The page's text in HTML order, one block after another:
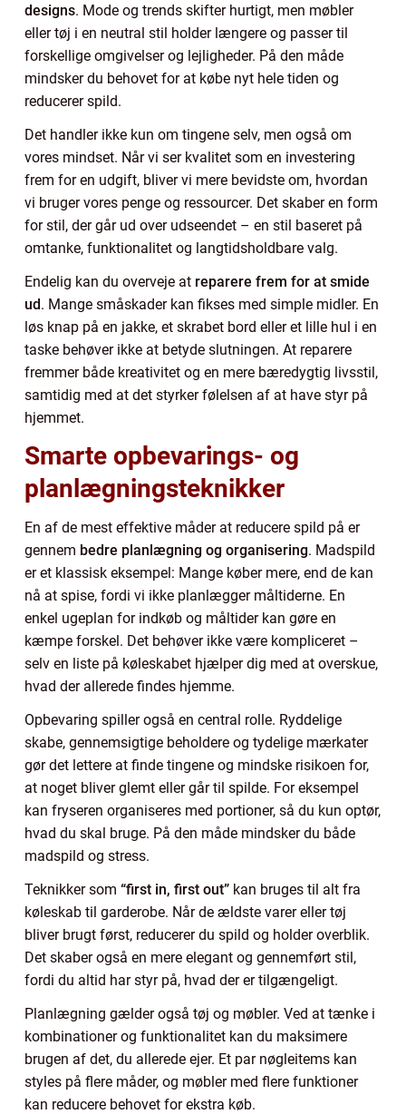
designs. Mode og trends skifter hurtigt, men møbler
eller tøj i en neutral stil holder længere og passer til
forskellige omgivelser og lejligheder. På den måde
mindsker du behovet for at købe nyt hele tiden og
reducerer spild.
Det handler ikke kun om tingene selv, men også om
vores mindset. Når vi ser kvalitet som en investering
frem for en udgift, bliver vi mere bevidste om, hvordan
vi bruger vores penge og ressourcer. Det skaber en form
for stil, der går ud over udseendet – en stil baseret på
omtanke, funktionalitet og langtidsholdbare valg.
Endelig kan du overveje at reparere frem for at smide
ud. Mange småskader kan fikses med simple midler. En
løs knap på en jakke, et skrabet bord eller et lille hul i en
taske behøver ikke at betyde slutningen. At reparere
fremmer både kreativitet og en mere bæredygtig livsstil,
samtidig med at det styrker følelsen af at have styr på
hjemmet.
Smarte opbevarings- og
planlægningsteknikker
En af de mest effektive måder at reducere spild på er
gennem bedre planlægning og organisering. Madspild
er et klassisk eksempel: Mange køber mere, end de kan
nå at spise, fordi vi ikke planlægger måltiderne. En
enkel ugeplan for indkøb og måltider kan gøre en
kæmpe forskel. Det behøver ikke være kompliceret –
selv en liste på køleskabet hjælper dig med at overskue,
hvad der allerede findes hjemme.
Opbevaring spiller også en central rolle. Ryddelige
skabe, gennemsigtige beholdere og tydelige mærkater
gør det lettere at finde tingene og mindske risikoen for,
at noget bliver glemt eller går til spilde. For eksempel
kan fryseren organiseres med portioner, så du kun optør,
hvad du skal bruge. På den måde mindsker du både
madspild og stress.
Teknikker som “first in, first out” kan bruges til alt fra
køleskab til garderobe. Når de ældste varer eller tøj
bliver brugt først, reducerer du spild og holder overblik.
Det skaber også en mere elegant og gennemført stil,
fordi du altid har styr på, hvad der er tilgængeligt.
Planlægning gælder også tøj og møbler. Ved at tænke i
kombinationer og funktionalitet kan du maksimere
brugen af det, du allerede ejer. Et par nøgleitems kan
styles på flere måder, og møbler med flere funktioner
kan reducere behovet for ekstra køb.